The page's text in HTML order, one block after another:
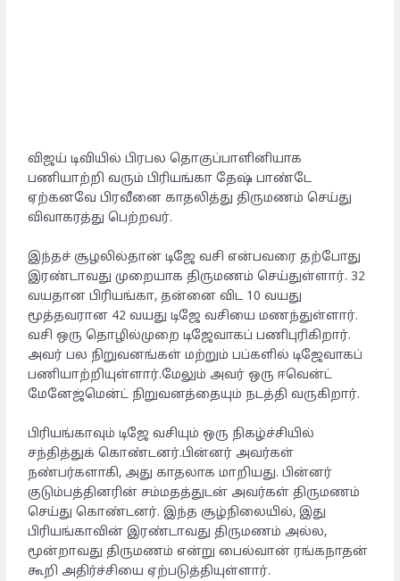
விஜய் டிவியில் பிரபல தொகுப்பாளினியாக
பணியாற்றி வரும் பிரியங்கா தேஷ் பாண்டே
ஏற்கனவே பிரவீனை காதலித்து திருமணம் செய்து
விவாகரத்து பெற்றவர்.
இந்தச் சூழலில்தான் டிஜே வசி என்பவரை தற்போது
இரண்டாவது முறையாக திருமணம் செய்துள்ளார். 32
வயதான பிரியங்கா, தன்னை விட 10 வயது
மூத்தவரான 42 வயது டிஜே வசியை மணந்துள்ளார்.
வசி ஒரு தொழில்முறை டிஜேவாகப் பணிபுரிகிறார்.
அவர் பல நிறுவனங்கள் மற்றும் பப்களில் டிஜேவாகப்
பணியாற்றியுள்ளார்.மேலும் அவர் ஒரு ஈவென்ட்
மேனேஜ்மென்ட் நிறுவனத்தையும் நடத்தி வருகிறார்.
பிரியங்காவும் டிஜே வசியும் ஒரு நிகழ்ச்சியில்
சந்தித்துக் கொண்டனர்.பின்னர் அவர்கள்
நண்பர்களாகி, அது காதலாக மாறியது. பின்னர்
குடும்பத்தினரின் சம்மதத்துடன் அவர்கள் திருமணம்
செய்து கொண்டனர். இந்த சூழ்நிலையில், இது
பிரியங்காவின் இரண்டாவது திருமணம் அல்ல,
மூன்றாவது திருமணம் என்று பைல்வான் ரங்கநாதன்
கூறி அதிர்ச்சியை ஏற்படுத்தியுள்ளார்.